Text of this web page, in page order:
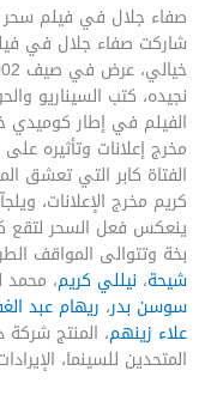
صفاء جلال في فيلم سحر
شاركت صفاء جلال في
نجيده، كتب السيناريو
الفيلم في إطار كوميدي
مخرج إعلانات وتأثيره
الفتاة كابر التي تعشق
كريم مخرج الإعلانات،
ينعكس فعل السحر لتقع
بخة وتتوالى المواقف
شيحة، نيللي كريم،
سوسن بدر، ريهام عبد
علاء زينهم، المنتج شركة
المتحدين للسينما، الإيرادات 2,398,998 جنيه